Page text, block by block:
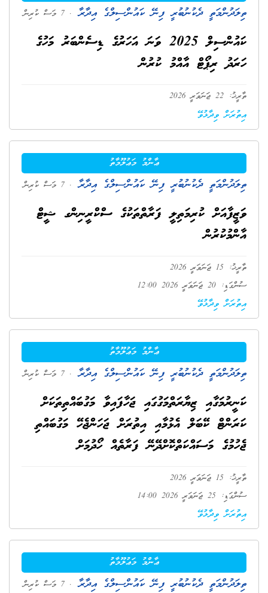
ތިލަދުންމަތީ ދެކުނުބުރީ ފިނޭ ކައުންސިލްގެ އިދާރާ . 7 މަސް ކުރިން
ކައުންސިލް 2025 ވަނަ އަހަރުގެ ޑިސެންބަރު މަހުގެ
ހަރަދު ރިޕޯޓް އާއްމު ކުރުން
ތާރީޚު: 22 ޖަނަވަރީ 2026
އިތުރަށް ވިދާޅުވޭ
ޢާންމު މަޢުލޫމާތު
ތިލަދުންމަތީ ދެކުނުބުރީ ފިނޭ ކައުންސިލްގެ އިދާރާ . 7 މަސް ކުރިން
ވަޒީފާއަށް ކުރިމަތިލީ ފަރާތްތަކުގެ ސްކްރީނިންގ ޝީޓް
އާންމުކުރުން
ތާރީޚު: 15 ޖަނަވަރީ 2026
ސުންގަޑި: 20 ޖަނަވަރީ 2026 12:00
އިތުރަށް ވިދާޅުވޭ
ޢާންމު މަޢުލޫމާތު
ތިލަދުންމަތީ ދެކުނުބުރީ ފިނޭ ކައުންސިލްގެ އިދާރާ . 7 މަސް ކުރިން
ކަނީރުމަގާއި ޒިޔާރަތްމަގުގައި ޖަހާފައިވާ މަގުބައްތިތަކަށް
ކަރަންޓް ކޭބަލް އެޅުމާއި އިތުރަށް ޖަހަންޖެހޭ މަގުބައްތި
ޖެހުމުގެ މަސައްކަތްކޮށްދޭނޭ ފަރާތެއް ހޯދުމަށް
ތާރީޚު: 15 ޖަނަވަރީ 2026
ސުންގަޑި: 25 ޖަނަވަރީ 2026 14:00
އިތުރަށް ވިދާޅުވޭ
ޢާންމު މަޢުލޫމާތު
ތިލަދުންމަތީ ދެކުނުބުރީ ފިނޭ ކައުންސިލްގެ އިދާރާ . 7 މަސް ކުރިން